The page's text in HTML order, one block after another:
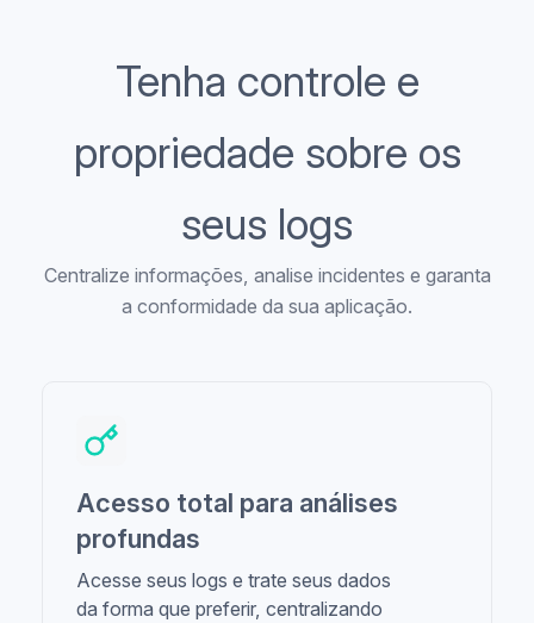
Tenha controle e
propriedade sobre os
seus logs
Centralize informações, analise incidentes e garanta
a conformidade da sua aplicação.
Acesso total para análises
profundas
Acesse seus logs e trate seus dados
da forma que preferir, centralizando